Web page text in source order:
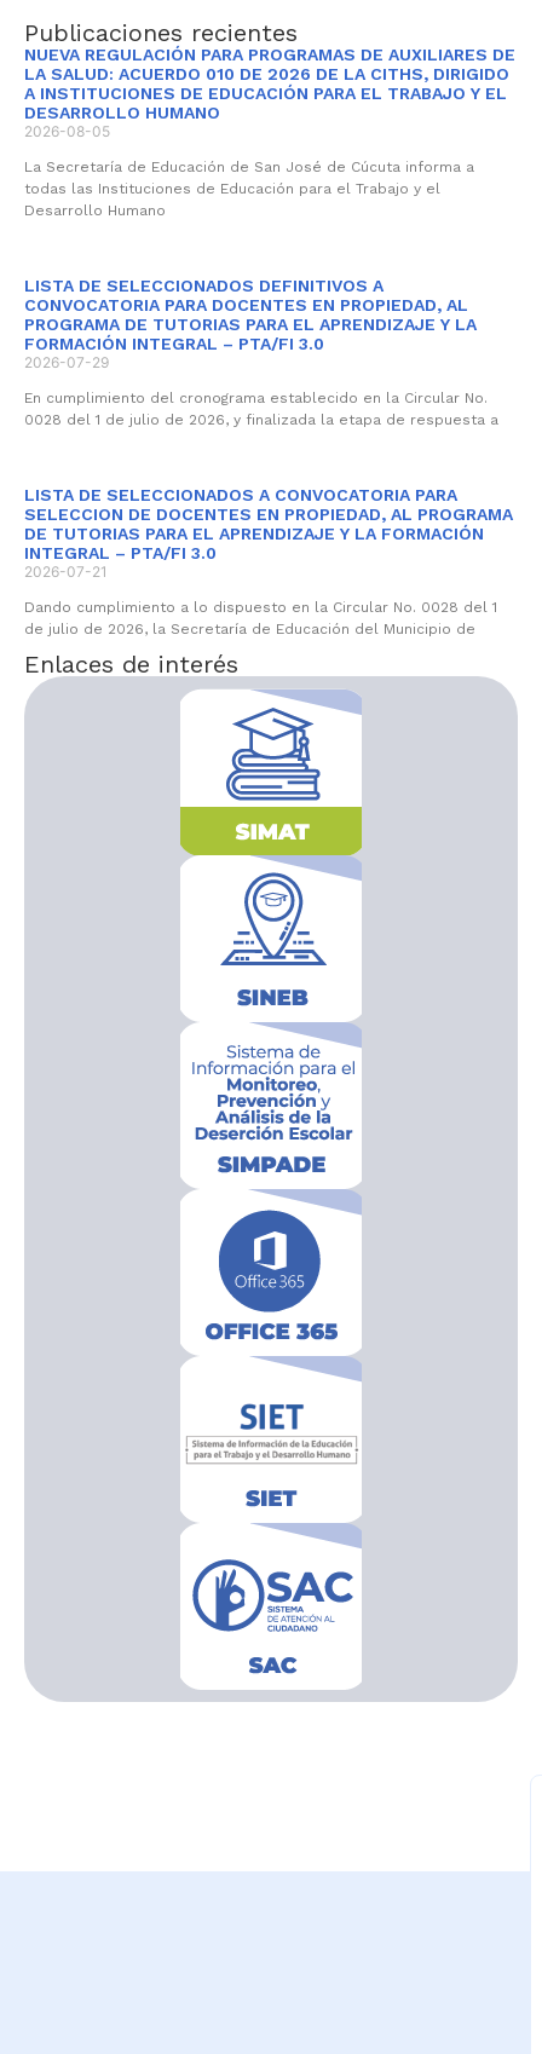
Publicaciones recientes
NUEVA REGULACIÓN PARA PROGRAMAS DE AUXILIARES DE
LA SALUD: ACUERDO 010 DE 2026 DE LA CITHS, DIRIGIDO
A INSTITUCIONES DE EDUCACIÓN PARA EL TRABAJO Y EL
DESARROLLO HUMANO
2026-08-05
La Secretaría de Educación de San José de Cúcuta informa a
todas las Instituciones de Educación para el Trabajo y el
Desarrollo Humano
LISTA DE SELECCIONADOS DEFINITIVOS A
CONVOCATORIA PARA DOCENTES EN PROPIEDAD, AL
PROGRAMA DE TUTORIAS PARA EL APRENDIZAJE Y LA
FORMACIÓN INTEGRAL – PTA/FI 3.0
2026-07-29
En cumplimiento del cronograma establecido en la Circular No.
0028 del 1 de julio de 2026, y finalizada la etapa de respuesta a
LISTA DE SELECCIONADOS A CONVOCATORIA PARA
SELECCION DE DOCENTES EN PROPIEDAD, AL PROGRAMA
DE TUTORIAS PARA EL APRENDIZAJE Y LA FORMACIÓN
INTEGRAL – PTA/FI 3.0
2026-07-21
Dando cumplimiento a lo dispuesto en la Circular No. 0028 del 1
de julio de 2026, la Secretaría de Educación del Municipio de
Enlaces de interés